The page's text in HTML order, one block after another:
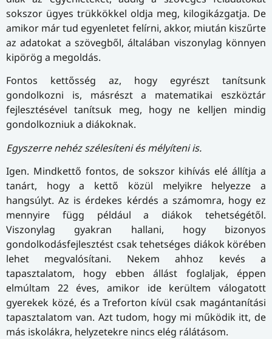
sokszor ügyes trükkökkel oldja meg, kilogikázgatja. De
amikor már tud egyenletet felírni, akkor, miután kiszűrte
az adatokat a szövegből, általában viszonylag könnyen
kipörög a megoldás.
Fontos kettősség az, hogy egyrészt tanítsunk
gondolkozni is, másrészt a matematikai eszköztár
fejlesztésével tanítsuk meg, hogy ne kelljen mindig
gondolkozniuk a diákoknak.
Egyszerre nehéz szélesíteni és mélyíteni is.
Igen. Mindkettő fontos, de sokszor kihívás elé állítja a
tanárt, hogy a kettő közül melyikre helyezze a
hangsúlyt. Az is érdekes kérdés a számomra, hogy ez
mennyire függ például a diákok tehetségétől.
Viszonylag gyakran hallani, hogy bizonyos
gondolkodásfejlesztést csak tehetséges diákok körében
lehet megvalósítani. Nekem ahhoz kevés a
tapasztalatom, hogy ebben állást foglaljak, éppen
elmúltam 22 éves, amikor ide kerültem válogatott
gyerekek közé, és a Treforton kívül csak magántanítási
tapasztalatom van. Azt tudom, hogy mi működik itt, de
más iskolákra, helyzetekre nincs elég rálátásom.